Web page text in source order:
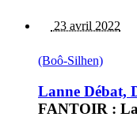
23 avril 2022
(Boô-Silhen)
Lanne Débat,
FANTOIR :